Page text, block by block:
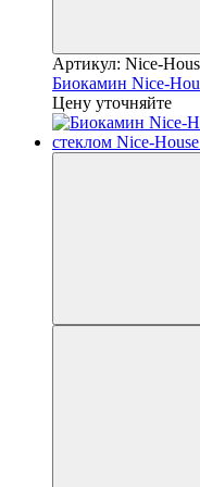
Артикул: Nice-
Биокамин Nice-
Цену уточняйте